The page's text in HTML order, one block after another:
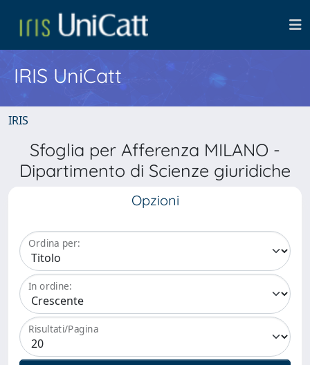
IRIS UniCatt
IRIS
Sfoglia per Afferenza MILANO -
Dipartimento di Scienze giuridiche
Opzioni
Ordina per:
In ordine:
Risultati/Pagina